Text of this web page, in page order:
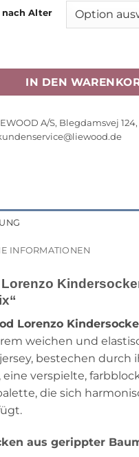
nach Alter
Kindersocken
IN DEN
A/S, Blegdamsvej
INFORMATIONEN
Lorenzo
weichen und
bestechen durch
verspielte,
die sich
aus gerippter